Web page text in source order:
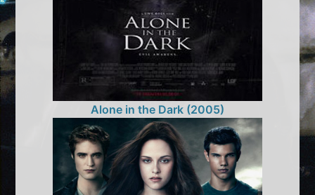
Alone in the Dark (2005)